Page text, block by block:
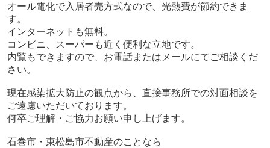
オール電化で入居者売方式なので、光熱費が節約できま
す。
インターネットも無料。
コンビニ、スーパーも近く便利な立地です。
内覧もできますので、お電話またはメールにてご相談くだ
さい。
現在感染拡大防止の観点から、直接事務所での対面相談を
ご遠慮いただいております。
何卒ご理解・ご協力お願い申し上げます。
石巻市・東松島市不動産のことなら